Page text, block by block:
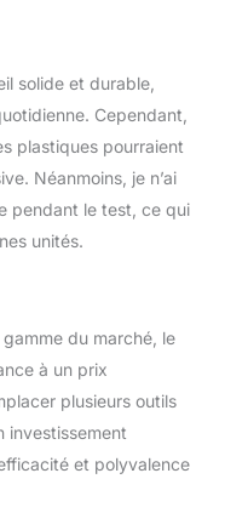
pour
semi-secs /
coiffage. ➤ 3 :
élevée,
ÉLEVÉE pour
/
secs
air hairstyler
matière de
la reine la
【Un
】Le set 6
solide et durable,
Cependant,
plastiques pourraient
Néanmoins, je n’ai
pendant le test, ce qui
unités.
du marché, le
à un prix
plusieurs outils
investissement
et polyvalence